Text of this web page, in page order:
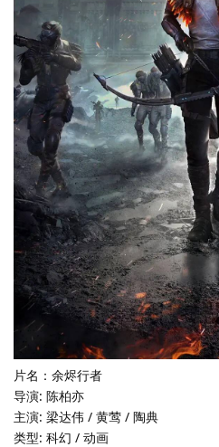
片名：余烬行者
导演: 陈柏亦
主演: 梁达伟 / 黄莺 / 陶典
类型: 科幻 / 动画